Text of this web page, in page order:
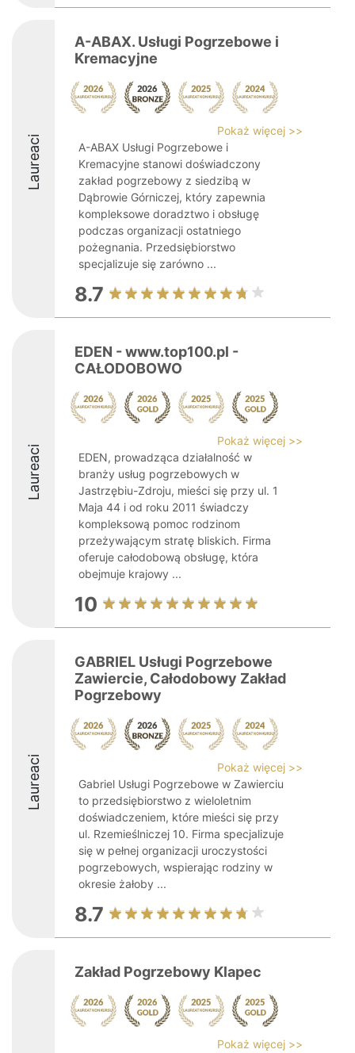
Laureaci
A-ABAX. Usługi Pogrzebowe i
Kremacyjne
Pokaż więcej >>
A-ABAX Usługi Pogrzebowe i
Kremacyjne stanowi doświadczony
zakład pogrzebowy z siedzibą w
Dąbrowie Górniczej, który zapewnia
kompleksowe doradztwo i obsługę
podczas organizacji ostatniego
pożegnania. Przedsiębiorstwo
specjalizuje się zarówno ...
8.7
Laureaci
EDEN - www.top100.pl -
CAŁODOBOWO
Pokaż więcej >>
EDEN, prowadząca działalność w
branży usług pogrzebowych w
Jastrzębiu-Zdroju, mieści się przy ul. 1
Maja 44 i od roku 2011 świadczy
kompleksową pomoc rodzinom
przeżywającym stratę bliskich. Firma
oferuje całodobową obsługę, która
obejmuje krajowy ...
10
Laureaci
GABRIEL Usługi Pogrzebowe
Zawiercie, Całodobowy Zakład
Pogrzebowy
Pokaż więcej >>
Gabriel Usługi Pogrzebowe w Zawierciu
to przedsiębiorstwo z wieloletnim
doświadczeniem, które mieści się przy
ul. Rzemieślniczej 10. Firma specjalizuje
się w pełnej organizacji uroczystości
pogrzebowych, wspierając rodziny w
okresie żałoby ...
8.7
Zakład Pogrzebowy Klapec
Pokaż więcej >>